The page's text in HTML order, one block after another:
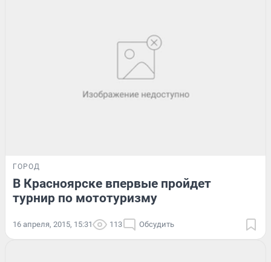
ГОРОД
В Красноярске впервые пройдет
турнир по мототуризму
16 апреля, 2015, 15:31 113 Обсудить